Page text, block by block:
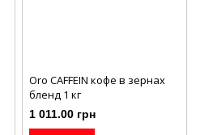
Oro CAFFEIN кофе в зернах
бленд 1 кг
1 011.00 грн